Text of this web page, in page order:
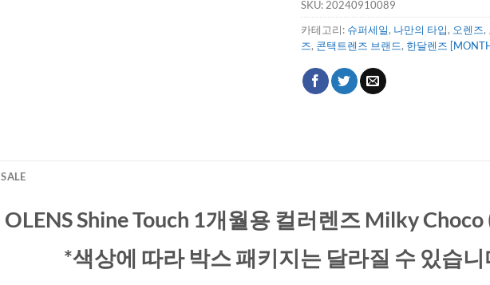
SKU: 20240910089
카테고리: 슈퍼세일, 나만의 타입, 오렌즈,
즈, 콘택트렌즈 브랜드, 한달렌즈
SALE
OLENS Shine Touch 1개월용 컬러렌즈 Milky
*색상에 따라 박스 패키지는 달라질 수 있습